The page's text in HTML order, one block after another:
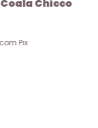
Chicco
Pix